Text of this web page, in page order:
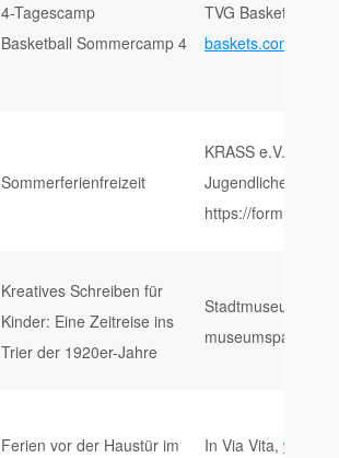
4-Tagescamp
Basketball Sommercamp 4
TVG Baskets Trier
baskets.com/
Sommerferienfreizeit
KRASS e.V.
Jugendliche in Trier
https://
Kreatives Schreiben für
Kinder: Eine Zeitreise ins
Trier der 1920er-Jahre
Stadtmuseum
Ferien vor der Haustür im
In Via Vita,